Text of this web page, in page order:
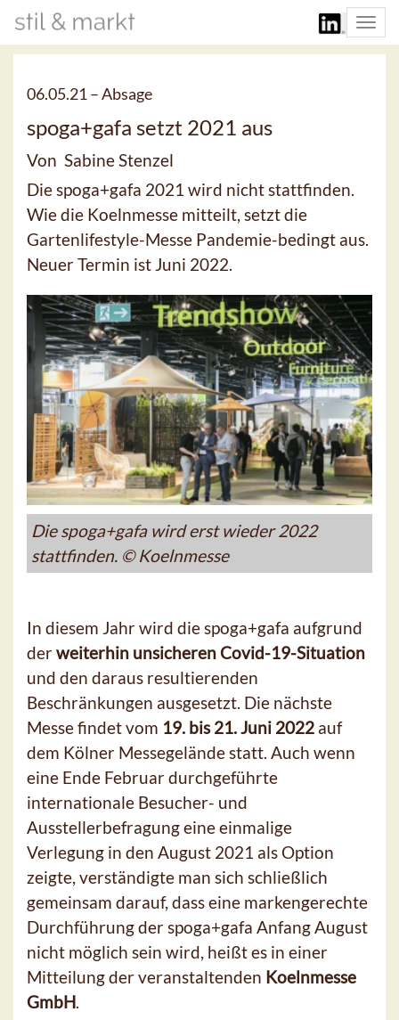
06.05.21 –Absage
spoga+gafa setzt 2021 aus
Von Sabine Stenzel
Die spoga+gafa 2021 wird nicht stattfinden.
Wie die Koelnmesse mitteilt, setzt die
Gartenlifestyle-Messe Pandemie-bedingt aus.
Neuer Termin ist Juni 2022.
Die spoga+gafa wird erst wieder 2022
stattfinden. © Koelnmesse
In diesem Jahr wird die spoga+gafa aufgrund
derweiterhin unsicheren Covid-19-Situation
und den daraus resultierenden
Beschränkungen ausgesetzt. Die nächste
Messe findet vom 19. bis 21. Juni 2022 auf
dem Kölner Messegelände statt. Auch wenn
eine Ende Februar durchgeführte
internationale Besucher- und
Ausstellerbefragung eine einmalige
Verlegung in den August 2021 als Option
zeigte, verständigte man sich schließlich
gemeinsam darauf, dass eine markengerechte
Durchführung der spoga+gafa Anfang August
nicht möglich sein wird, heißt es in einer
Mitteilung der veranstaltenden Koelnmesse
GmbH.